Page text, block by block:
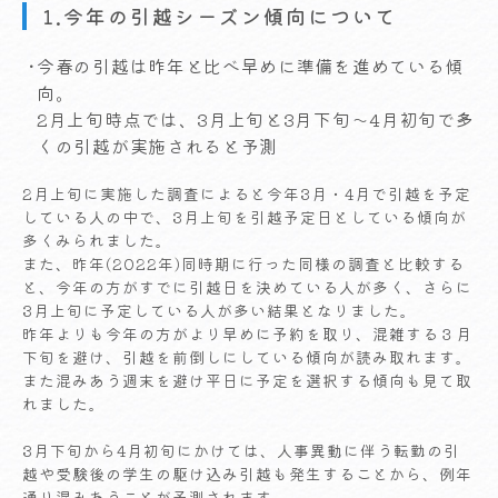
1.今年の引越シーズン傾向について
今春の引越は昨年と比べ早めに準備を進めている傾
向。
2月上旬時点では、3月上旬と3月下旬～4月初旬で多
くの引越が実施されると予測
2月上旬に実施した調査によると今年3月・4月で引越を予定
している人の中で、3月上旬を引越予定日としている傾向が
多くみられました。
また、昨年(2022年)同時期に行った同様の調査と比較する
と、今年の方がすでに引越日を決めている人が多く、さらに
3月上旬に予定している人が多い結果となりました。
昨年よりも今年の方がより早めに予約を取り、混雑する３月
下旬を避け、引越を前倒しにしている傾向が読み取れます。
また混みあう週末を避け平日に予定を選択する傾向も見て取
れました。
3月下旬から4月初旬にかけては、人事異動に伴う転勤の引
越や受験後の学生の駆け込み引越も発生することから、例年